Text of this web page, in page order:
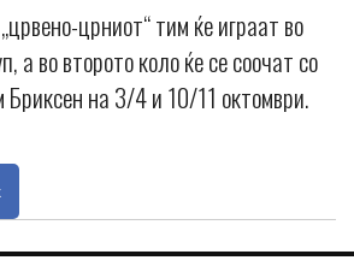
црниот“ тим ќе играат во
а во второто коло ќе се соочат со
Бриксен на 3/4 и 10/11 октомври.